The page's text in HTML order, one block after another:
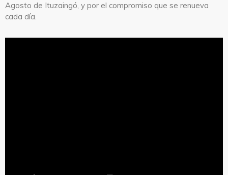
Agosto de Ituzaingó, y por el compromiso que se renueva
cada día.